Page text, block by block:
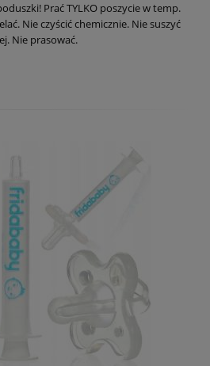
Prać TYLKO poszycie w temp.
Nie czyścić chemicznie. Nie suszyć
Nie prasować.